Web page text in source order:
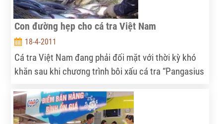
Con đường hẹp cho cá tra Việt Nam
18-4-2011
Cá tra Việt Nam đang phải đối mặt với thời kỳ khó
khăn sau khi chương trình bôi xấu cá tra “Pangasius
cách đây không lâu.